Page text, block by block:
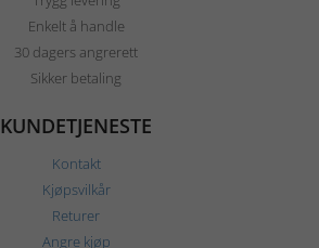
Enkelt å handle
30 dagers angrerett
Sikker betaling
KUNDETJENESTE
Kontakt
Kjøpsvilkår
Returer
Angre kjøp